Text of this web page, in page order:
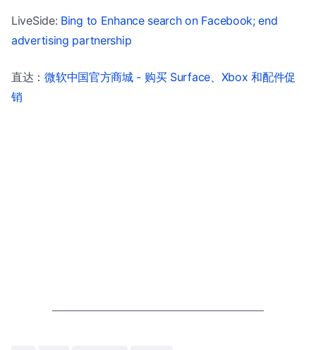
LiveSide: Bing to Enhance search on Facebook; end
advertising partnership
直达：微软中国官方商城 - 购买 Surface、Xbox 和配件促
销